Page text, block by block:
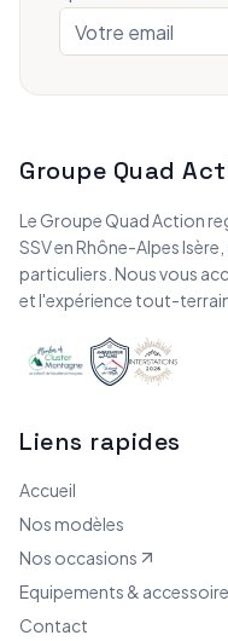
Groupe Quad
Le Groupe Quad Action
SSV en Rhône-Alpes
particuliers. Nous vous
et l'expérience tout-
Liens rapides
Accueil
Nos modèles
Nos occasions
Equipements &
Contact